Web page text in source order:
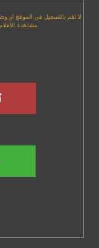
لا تقم بالتسجيل في الموقع او
مشاهده